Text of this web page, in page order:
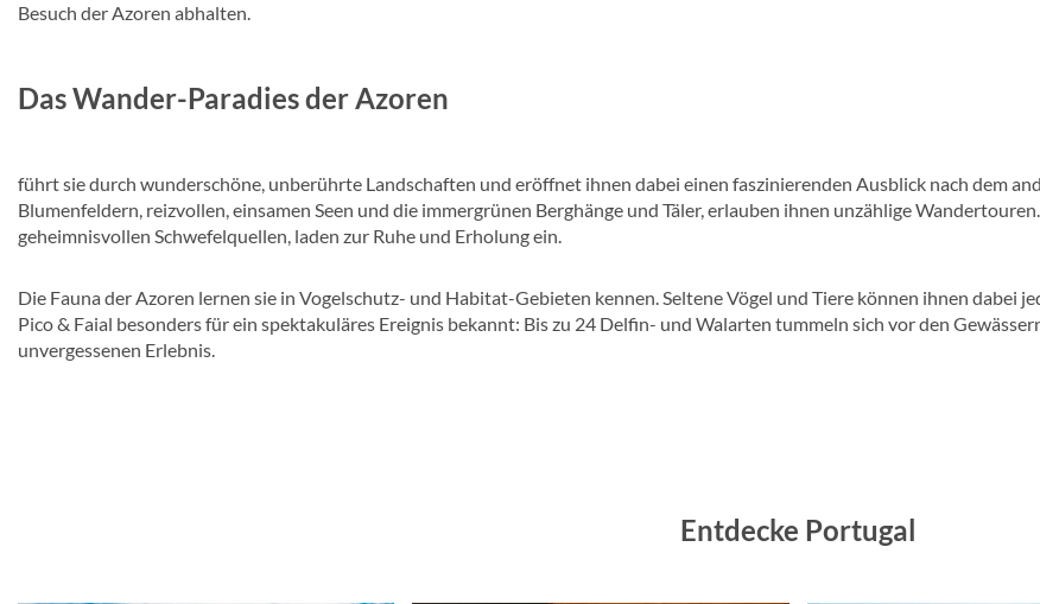
Besuch der Azoren abhalten.
Das Wander-Paradies der Azoren
führt sie durch wunderschöne, unberührte Landschaften und eröffnet ihnen dabei einen faszinierenden Ausblick nach dem
Blumenfeldern, reizvollen, einsamen Seen und die immergrünen Berghänge und Täler, erlauben ihnen unzählige
geheimnisvollen Schwefelquellen, laden zur Ruhe und Erholung ein.
Die Fauna der Azoren lernen sie in Vogelschutz- und Habitat-Gebieten kennen. Seltene Vögel und Tiere können ihnen dabei
Pico & Faial besonders für ein spektakuläres Ereignis bekannt: Bis zu 24 Delfin- und Walarten tummeln sich vor den
unvergessenen Erlebnis.
Entdecke Portugal